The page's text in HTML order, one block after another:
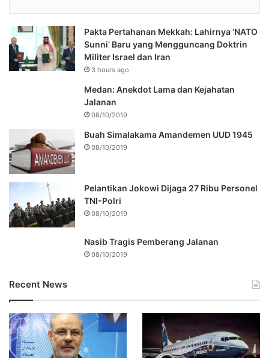
Pakta Pertahanan Mekkah: Lahirnya ‘NATO
Sunni’ Baru yang Mengguncang Doktrin
Militer Israel dan Iran
3 hours ago
Medan: Anekdot Lama dan Kejahatan
Jalanan
08/10/2019
Buah Simalakama Amandemen UUD 1945
08/10/2019
Pelantikan Jokowi Dijaga 27 Ribu Personel
TNI-Polri
08/10/2019
Nasib Tragis Pemberang Jalanan
08/10/2019
Recent News